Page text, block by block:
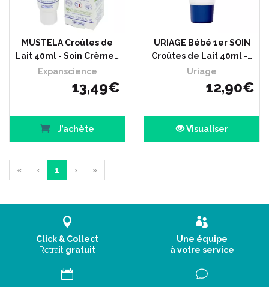
MUSTELA Croûtes de
Lait 40ml - Soin Crème…
Expanscience
13,49€
J’achète
URIAGE Bébé 1er SOIN
Croûtes de Lait 40ml -…
Uriage
12,90€
Visualiser
« ‹ 1 › »
Click & Collect
Retrait gratuit
Une équipe
à votre service